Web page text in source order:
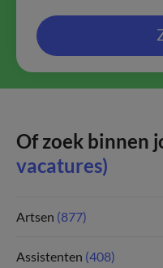
Of zoek binnen
vacatures)
Artsen (877)
Assistenten (408)